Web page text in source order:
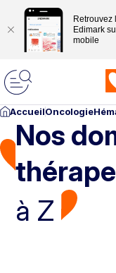
Retrouvez
Edimark
mobile
AccueilOncologie
Nos
à Z